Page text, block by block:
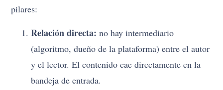
pilares:
Relación directa: no hay intermediario
(algoritmo, dueño de la plataforma) entre el autor
y el lector. El contenido cae directamente en la
bandeja de entrada.